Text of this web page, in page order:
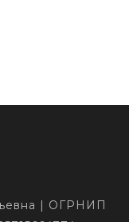
| ОГРНИП